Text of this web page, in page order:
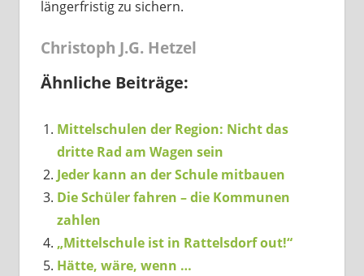
längerfristig zu sichern.
Christoph J.G. Hetzel
Ähnliche Beiträge:
Mittelschulen der Region: Nicht das
dritte Rad am Wagen sein
Jeder kann an der Schule mitbauen
Die Schüler fahren – die Kommunen
zahlen
„Mittelschule ist in Rattelsdorf out!“
Hätte, wäre, wenn …